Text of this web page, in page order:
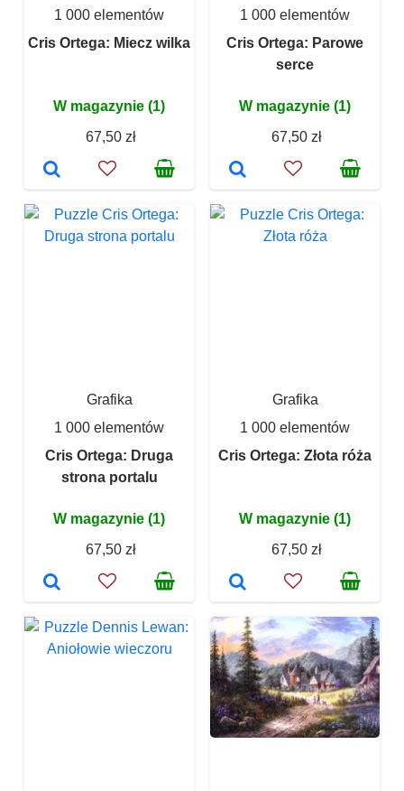
1 000 elementów
Cris Ortega: Miecz wilka
W magazynie (1)
67,50 zł
1 000 elementów
Cris Ortega: Parowe
serce
W magazynie (1)
67,50 zł
Grafika
1 000 elementów
Cris Ortega: Druga
strona portalu
W magazynie (1)
67,50 zł
Grafika
1 000 elementów
Cris Ortega: Złota róża
W magazynie (1)
67,50 zł